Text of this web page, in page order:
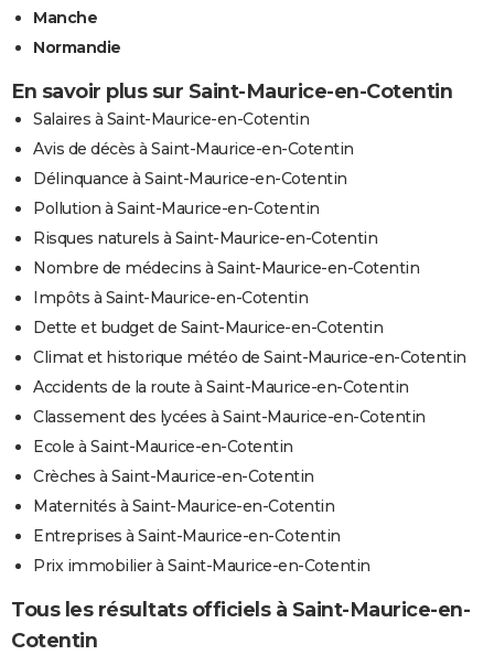
Manche
Normandie
En savoir plus sur Saint-Maurice-en-Cotentin
Salaires à Saint-Maurice-en-Cotentin
Avis de décès à Saint-Maurice-en-Cotentin
Délinquance à Saint-Maurice-en-Cotentin
Pollution à Saint-Maurice-en-Cotentin
Risques naturels à Saint-Maurice-en-Cotentin
Nombre de médecins à Saint-Maurice-en-Cotentin
Impôts à Saint-Maurice-en-Cotentin
Dette et budget de Saint-Maurice-en-Cotentin
Climat et historique météo de Saint-Maurice-en-Cotentin
Accidents de la route à Saint-Maurice-en-Cotentin
Classement des lycées à Saint-Maurice-en-Cotentin
Ecole à Saint-Maurice-en-Cotentin
Crèches à Saint-Maurice-en-Cotentin
Maternités à Saint-Maurice-en-Cotentin
Entreprises à Saint-Maurice-en-Cotentin
Prix immobilier à Saint-Maurice-en-Cotentin
Tous les résultats officiels à Saint-Maurice-en-
Cotentin